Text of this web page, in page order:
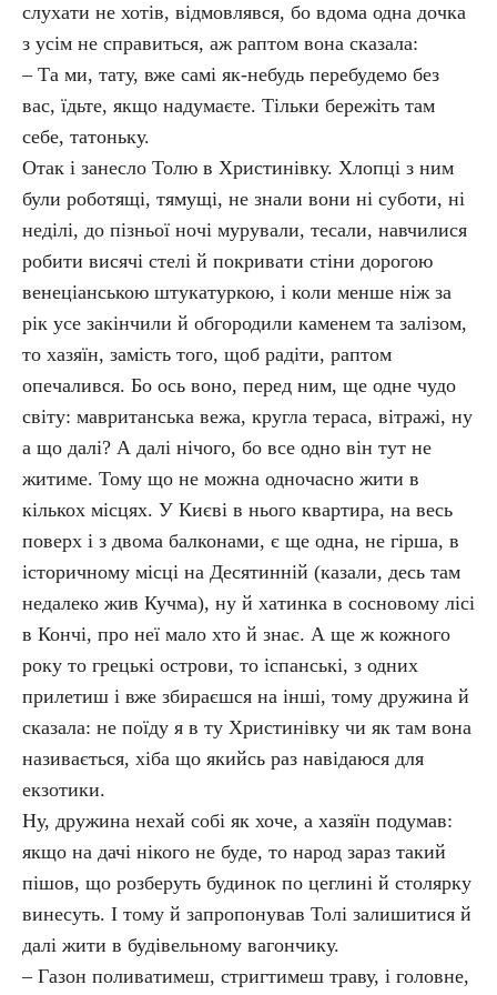
слухати не хотів, відмовлявся, бо вдома одна дочка
з усім не справиться, аж раптом вона сказала:
– Та ми, тату, вже самі як-небудь перебудемо без
вас, їдьте, якщо надумаєте. Тільки бережіть там
себе, татоньку.
Отак і занесло Толю в Христинівку. Хлопці з ним
були роботящі, тямущі, не знали вони ні суботи, ні
неділі, до пізньої ночі мурували, тесали, навчилися
робити висячі стелі й покривати стіни дорогою
венеціанською штукатуркою, і коли менше ніж за
рік усе закінчили й обгородили каменем та залізом,
то хазяїн, замість того, щоб радіти, раптом
опечалився. Бо ось воно, перед ним, ще одне чудо
світу: мавританська вежа, кругла тераса, вітражі, ну
а що далі? А далі нічого, бо все одно він тут не
житиме. Тому що не можна одночасно жити в
кількох місцях. У Києві в нього квартира, на весь
поверх і з двома балконами, є ще одна, не гірша, в
історичному місці на Десятинній (казали, десь там
недалеко жив Кучма), ну й хатинка в сосновому лісі
в Кончі, про неї мало хто й знає. А ще ж кожного
року то грецькі острови, то іспанські, з одних
прилетиш і вже збираєшся на інші, тому дружина й
сказала: не поїду я в ту Христинівку чи як там вона
називається, хіба що якийсь раз навідаюся для
екзотики.
Ну, дружина нехай собі як хоче, а хазяїн подумав:
якщо на дачі нікого не буде, то народ зараз такий
пішов, що розберуть будинок по цеглині й столярку
винесуть. І тому й запропонував Толі залишитися й
далі жити в будівельному вагончику.
– Газон поливатимеш, стригтимеш траву, і головне,